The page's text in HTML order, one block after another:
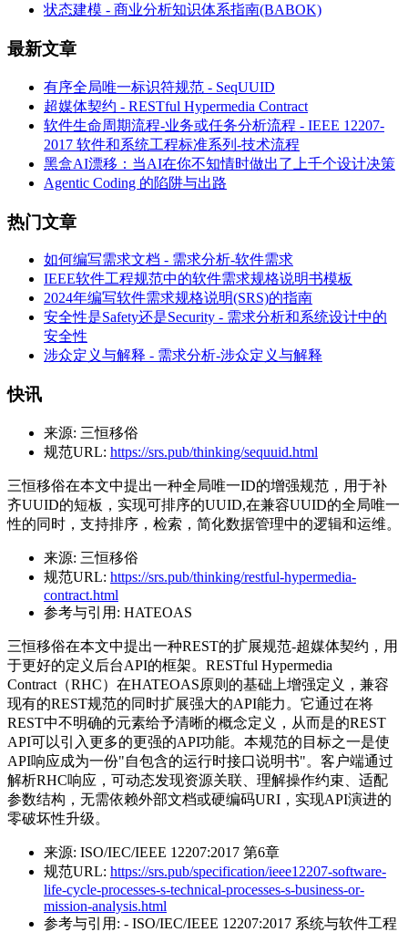
状态建模 - 商业分析知识体系指南(BABOK)
最新文章
有序全局唯一标识符规范 - SeqUUID
超媒体契约 - RESTful Hypermedia Contract
软件生命周期流程-业务或任务分析流程 - IEEE 12207-
2017 软件和系统工程标准系列-技术流程
黑盒AI漂移：当AI在你不知情时做出了上千个设计决策
Agentic Coding 的陷阱与出路
热门文章
如何编写需求文档 - 需求分析-软件需求
IEEE软件工程规范中的软件需求规格说明书模板
2024年编写软件需求规格说明(SRS)的指南
安全性是Safety还是Security - 需求分析和系统设计中的
安全性
涉众定义与解释 - 需求分析-涉众定义与解释
快讯
来源: 三恒移俗
规范URL: https://srs.pub/thinking/sequuid.html
三恒移俗在本文中提出一种全局唯一ID的增强规范，用于补
齐UUID的短板，实现可排序的UUID,在兼容UUID的全局唯一
性的同时，支持排序，检索，简化数据管理中的逻辑和运维。
来源: 三恒移俗
规范URL: https://srs.pub/thinking/restful-hypermedia-
contract.html
参考与引用: HATEOAS
三恒移俗在本文中提出一种REST的扩展规范-超媒体契约，用
于更好的定义后台API的框架。RESTful Hypermedia
Contract（RHC）在HATEOAS原则的基础上增强定义，兼容
现有的REST规范的同时扩展强大的API能力。它通过在将
REST中不明确的元素给予清晰的概念定义，从而是的REST
API可以引入更多的更强的API功能。本规范的目标之一是使
API响应成为一份"自包含的运行时接口说明书"。客户端通过
解析RHC响应，可动态发现资源关联、理解操作约束、适配
参数结构，无需依赖外部文档或硬编码URI，实现API演进的
零破坏性升级。
来源: ISO/IEC/IEEE 12207:2017 第6章
规范URL: https://srs.pub/specification/ieee12207-software-
life-cycle-processes-s-technical-processes-s-business-or-
mission-analysis.html
参考与引用: - ISO/IEC/IEEE 12207:2017 系统与软件工程